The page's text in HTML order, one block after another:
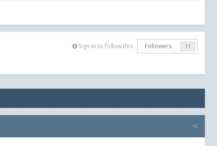
Sign in to follow this Followers 11